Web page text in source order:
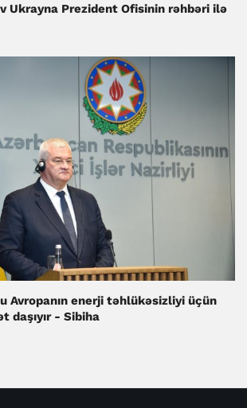
Ukrayna Prezident Ofisinin rəhbəri ilə
Avropanın enerji təhlükəsizliyi üçün
daşıyır - Sibiha